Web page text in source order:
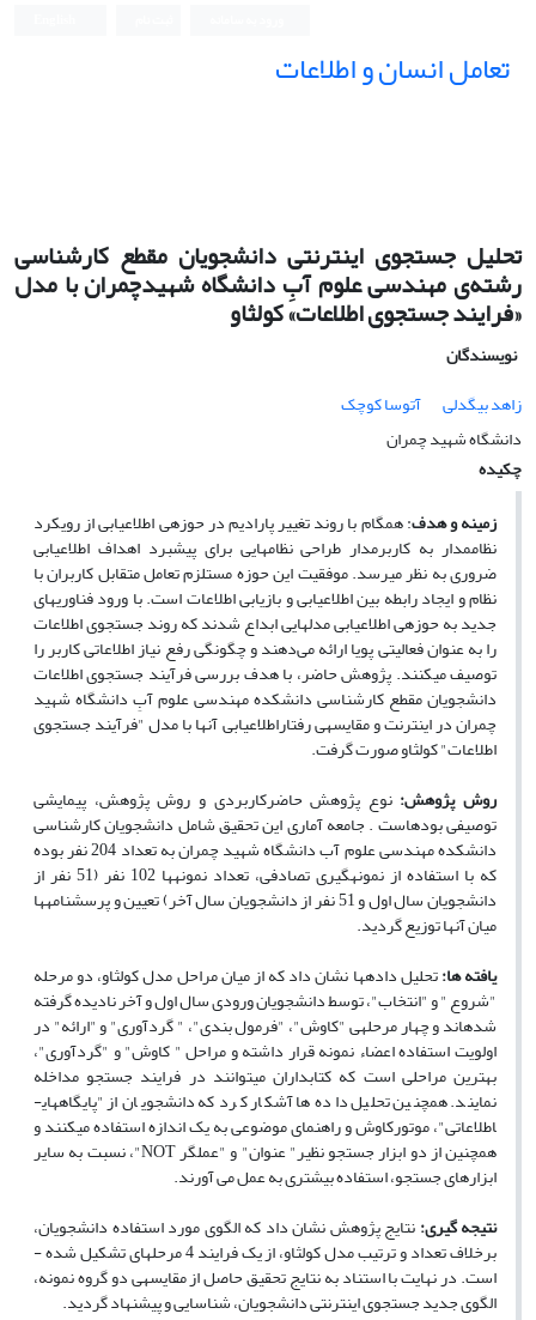
تعامل انسان و اطلاعات
تحلیل جستجوی اینترنتی دانشجویان مقطع کارشناسی
رشته‌ی مهندسی علوم آبِ دانشگاه شهید‌چمران با مدل
«فرایند جستجوی اطلاعات» کولثاو
نویسندگان
زاهد بیگدلی
آتوسا کوچک
دانشگاه شهید چمران
چکیده
زمینه و هدف: همگام با روند تغییر پارادیم در حوزه­ی اطلاع­یابی از رویکرد
نظام­مدار به کاربرمدار طراحی نظام­هایی برای پیشبرد اهداف اطلاع­یابی
ضروری به نظر می­رسد. موفقیت این حوزه مستلزم تعامل متقابل کاربران با
نظام و ایجاد رابطه بین اطلاع­یابی و بازیابی اطلاعات است. با ورود فناوری­های
جدید به حوزه­ی اطلاع­یابی مدل­هایی ابداع شدند که روند جستجوی اطلاعات
را به عنوان فعالیتی پویا ارائه می‌دهند و چگونگی رفع نیاز اطلاعاتی کاربر را
توصیف می­کنند. پژوهش حاضر، با هدف بررسی فرآیند جستجوی اطلاعات
دانشجویان مقطع کارشناسی دانشکده مهندسی علوم آبِ دانشگاه شهید
چمران در اینترنت و مقایسه­ی رفتاراطلاع­یابی آنها با مدل "فرآیند جستجوی
اطلاعات" کولثاو صورت گرفت.
روش پژوهش: نوع پژوهش حاضرکاربردی و روش پژوهش، پیمایشی
توصیفیبوده­است . جامعه آماری این تحقیق شامل دانشجویان کارشناسی
دانشکده مهندسی علوم آب دانشگاه شهید چمران به تعداد 204 نفر بوده
که با استفاده از نمونه­گیری تصادفی، تعداد نمونه­ها 102 نفر (51 نفر از
دانشجویان سال اول و 51 نفر از دانشجویان سال آخر) تعیین و پرسشنامه­ها
میان آنها توزیع گردید.
یافته ­ها:تحلیل داده­ها نشان داد که از میان مراحل مدل کولثاو، دو مرحله
"شروع " و "انتخاب"، توسط دانشجویان ورودی سال اول و آخر نادیده گرفته
شده­اند و چهار مرحله­ی "کاوش"، "فرمول بندی"، " گردآوری" و "ارائه" در
اولویت استفاده اعضاء نمونه قرار داشته و مراحل " کاوش" و "گردآوری"،
بهترین مراحلی است که کتابداران می­توانند در فرایند جستجو مداخله
نمایند. همچنین تحلیل داده ها آشکار کرد که دانشجویان از "پایگاههای­
اطلاعاتی"، موتورکاوش و راهنمای موضوعی به یک اندازه استفاده می­کنند و
همچنین از دو ابزار جستجو نظیر" عنوان" و "عملگرNOT"، نسبت به سایر
ابزارهای جستجو، استفاده بیشتری به عمل می آورند.
نتیجه­ گیری:نتایج پژوهش نشان داد که الگوی مورد استفاده دانشجویان،
برخلاف تعداد و ترتیب مدل کولثاو، از یک فرایند 4 مرحله­ای تشکیل شده ­
است. در نهایت با استناد به نتایج تحقیق حاصل از مقایسه­ی دو گروه نمونه،
الگوی جدید جستجوی اینترنتی دانشجویان، شناسایی وپیشنهادگردید.